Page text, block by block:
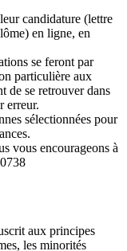
candidature (lettre
en ligne, en
se feront par
particulière aux
de se retrouver dans
erreur.
sélectionnées pour
vous encourageons à
aux principes
les minorités